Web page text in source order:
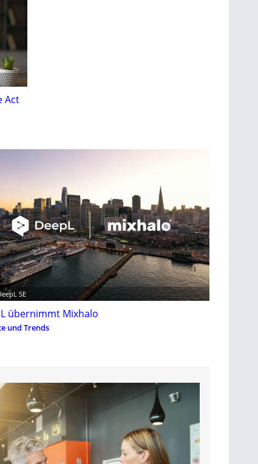
Act
SE
übernimmt Mixhalo
und Trends